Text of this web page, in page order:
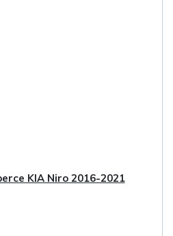
KIA Niro 2016-2021